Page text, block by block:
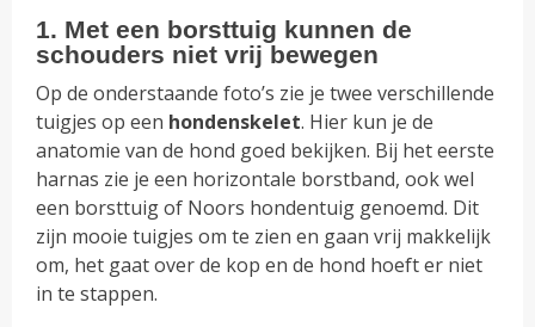
1. Met een borsttuig kunnen de
schouders niet vrij bewegen
Op de onderstaande foto’s zie je twee verschillende
tuigjes op een hondenskelet. Hier kun je de
anatomie van de hond goed bekijken. Bij het eerste
harnas zie je een horizontale borstband, ook wel
een borsttuig of Noors hondentuig genoemd. Dit
zijn mooie tuigjes om te zien en gaan vrij makkelijk
om, het gaat over de kop en de hond hoeft er niet
in te stappen.